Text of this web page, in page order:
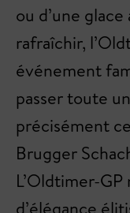
ou d’une
rafraîchir,
événement
passer toute
précisément
Brugger
L’Oldtimer-GP
d’élégance